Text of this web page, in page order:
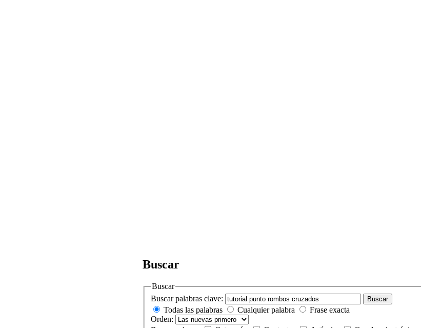
Buscar
Buscar
Buscar palabras clave:
Buscar
Todas las palabras Cualquier palabra
Frase exacta
Orden: